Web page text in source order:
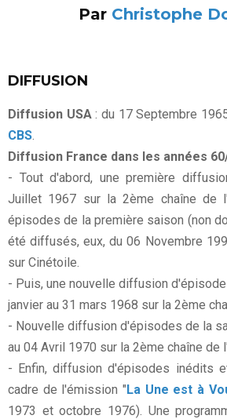
Par Christophe
DIFFUSION
Diffusion USA : du 17 Septembre
CBS
Diffusion France dans les années
- Tout d'abord, une première
Juillet 1967 sur la 2ème chaîne de l'
épisodes de la première saison (non
été diffusés, eux, du 06 Novembre
sur Cinétoile.
- Puis, une nouvelle diffusion
janvier au 31 mars 1968 sur la 2ème
- Nouvelle diffusion d'épisodes de la
au 04 Avril 1970 sur la 2ème chaîne de
- Enfin, diffusion d'épisodes inédits
cadre de l'émission "La Une est à
1973 et octobre 1976). Une